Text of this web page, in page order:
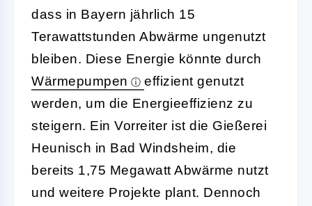
dass in Bayern jährlich 15
Terawattstunden Abwärme ungenutzt
bleiben. Diese Energie könnte durch
Wärmepumpen
effizient genutzt
werden, um die Energieeffizienz zu
steigern. Ein Vorreiter ist die Gießerei
Heunisch in Bad Windsheim, die
bereits 1,75 Megawatt Abwärme nutzt
und weitere Projekte plant. Dennoch